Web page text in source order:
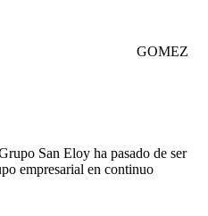
GOMEZ
San Eloy ha pasado de ser
empresarial en continuo